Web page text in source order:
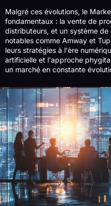
Malgré ces évolutions, le
fondamentaux : la vente de
distributeurs, et un système de
notables comme Amway et
leurs stratégies à l'ère
artificielle et l'approche
un marché en constante